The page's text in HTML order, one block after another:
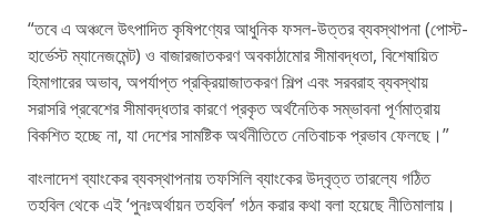
“তবে এ অঞ্চলে উৎপাদিত কৃষিপণ্যের আধুনিক ফসল-উত্তর ব্যবস্থাপনা (পোস্ট-
হার্ভেস্ট ম্যানেজমেন্ট) ও বাজারজাতকরণ অবকাঠামোর সীমাবদ্ধতা, বিশেষায়িত
হিমাগারের অভাব, অপর্যাপ্ত প্রক্রিয়াজাতকরণ শিল্প এবং সরবরাহ ব্যবস্থায়
সরাসরি প্রবেশের সীমাবদ্ধতার কারণে প্রকৃত অর্থনৈতিক সম্ভাবনা পূর্ণমাত্রায়
বিকশিত হচ্ছে না, যা দেশের সামষ্টিক অর্থনীতিতে নেতিবাচক প্রভাব ফেলছে।”
বাংলাদেশ ব্যাংকের ব্যবস্থাপনায় তফসিলি ব্যাংকের উদ্বৃত্ত তারল্যে গঠিত
তহবিল থেকে এই ‘পুনঃঅর্থায়ন তহবিল’ গঠন করার কথা বলা হয়েছে নীতিমালায়।